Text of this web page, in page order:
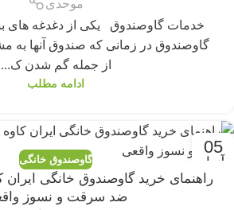
موحدی
خدمات گاوصندوق یکی از دغدغه های
گاوصندوق در زمانی که صندوق آنها به
از جمله گم شدن ک...
ادامه مطلب
05
آوریل گاوصندوق خانگی
ضد سرقت و نسوز